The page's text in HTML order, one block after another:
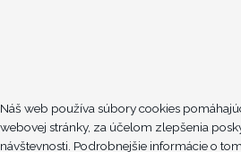
a i
o p
Náš web používa súbory cookies
webovej stránky, za účelom zlepšenia
návštevnosti. Podrobnejšie informácie o